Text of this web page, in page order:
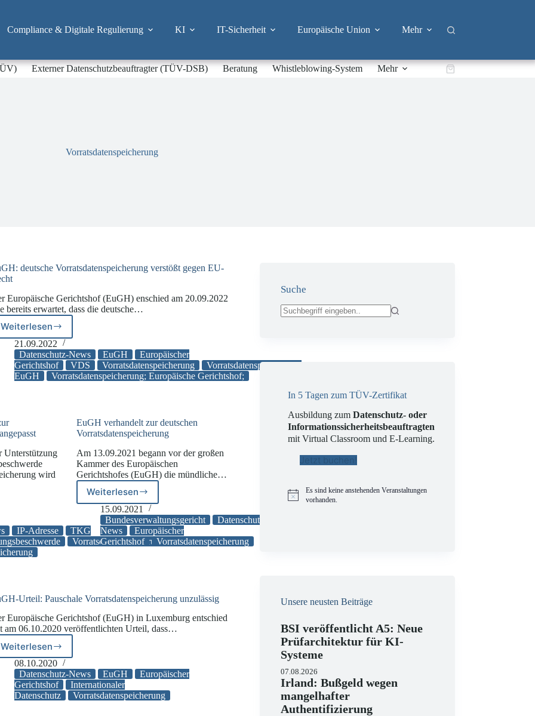
Compliance & Digitale Regulierung KI IT-Sicherheit Europäische Union Mehr
Externer Datenschutzbeauftragter (TÜV-DSB) Beratung Whistleblowing-System Mehr Warenkorb
Vorratsdatenspeicherung
deutsche Vorratsdatenspeicherung verstößt gegen EU-
Europäische Gerichtshof (EuGH) enschied am 20.09.2022
bereits erwartet, dass die deutsche…
Weiterlesen
EuGH:
deutsche
Vorratsdatenspeicherung
verstößt
gegen
21.09.2022
Datenschutz-News
EuGH
Europäischer
Gerichtshof
VDS Vorratsdatenspeicherung
Vorratsdatenspeicherung;
EuGH
Vorratsdatenspeicherung; Europäische Gerichtshof;
Unterstützung
wird
IP-Adresse
TKG
Vorratsdatenspeicherung
EuGH verhandelt zur deutschen
Vorratsdatenspeicherung
Am 13.09.2021 begann vor der großen
Kammer des Europäischen
Gerichtshofes (EuGH) die mündliche…
Weiterlesen
EuGH
verhandelt
zur
deutschen
Vorratsdatenspeicherung
15.09.2021
Bundesverwaltungsgericht
Datenschutz-
News
Europäischer
Gerichtshof
Vorratsdatenspeicherung
Urteil: Pauschale Vorratsdatenspeicherung unzulässig
Europäische Gerichtshof (EuGH) in Luxemburg entschied
am 06.10.2020 veröffentlichten Urteil, dass…
Weiterlesen
EuGH-
Urteil:
Pauschale
Vorratsdatenspeicherung
unzulässig
08.10.2020
Datenschutz-News
EuGH
Europäischer
Gerichtshof
Internationaler
Datenschutz
Vorratsdatenspeicherung
Suche
In 5 Tagen zum TÜV-Zertifikat
Ausbildung zumDatenschutz- oder
Informationssicherheitsbeauftragten
mit Virtual Classroom und E-Learning.
Jetzt buchen!
H
Es sind keine anstehenden Veranstaltungen
vorhanden.
Unsere neusten Beiträge
BSI veröffentlicht A5: Neue
Prüfarchitektur für KI-
Systeme
07.08.2026
Irland: Bußgeld wegen
mangelhafter
Authentifizierung